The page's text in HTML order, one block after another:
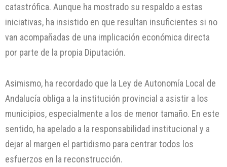
catastrófica. Aunque ha mostrado su respaldo a estas
iniciativas, ha insistido en que resultan insuficientes si no
van acompañadas de una implicación económica directa
por parte de la propia Diputación.
Asimismo, ha recordado que la Ley de Autonomía Local de
Andalucía obliga a la institución provincial a asistir a los
municipios, especialmente a los de menor tamaño. En este
sentido, ha apelado a la responsabilidad institucional y a
dejar al margen el partidismo para centrar todos los
esfuerzos en la reconstrucción.